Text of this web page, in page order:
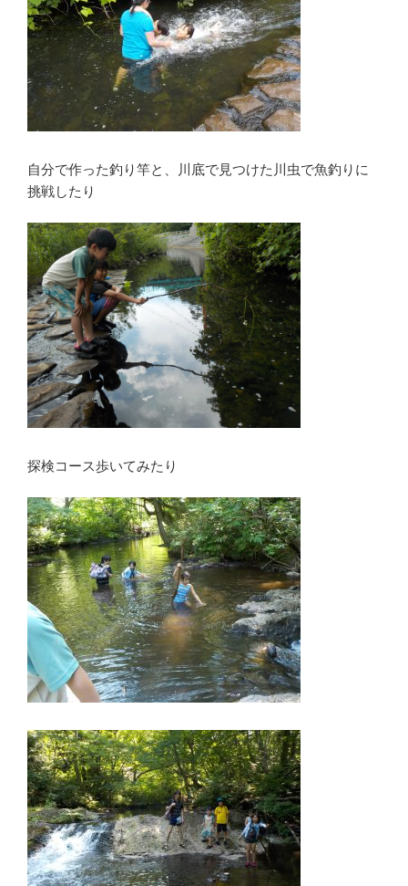
自分で作った釣り竿と、川底で見つけた川虫で魚釣りに
挑戦したり
探検コース歩いてみたり